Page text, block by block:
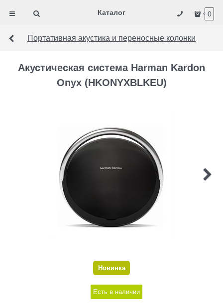
Каталог 0
Портативная акустика и переносные колонки
Акустическая система Harman Kardon
Onyx (HKONYXBLKEU)
Новинка
Есть в наличии